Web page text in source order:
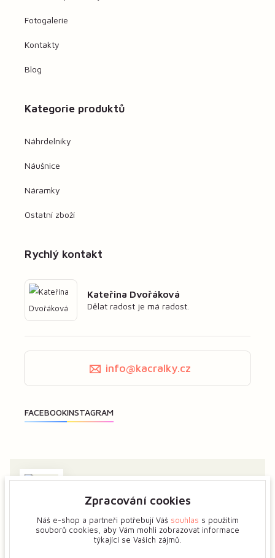
Fotogalerie
Kontakty
Blog
Kategorie produktů
Náhrdelníky
Náušnice
Náramky
Ostatní zboží
Zajímá vás má tvorba? Dejte mi předem vědět a ukážeme
Zobrazit na mapě
Rychlý kontakt
Kateřina Dvořáková
Dělat radost je má radost.
info@kacralky.cz
Zpracování cookies
Náš e-shop a partneři potřebují Váš souhlas s použitím
souborů cookies, aby Vám mohli zobrazovat informace
týkající se Vašich zájmů.